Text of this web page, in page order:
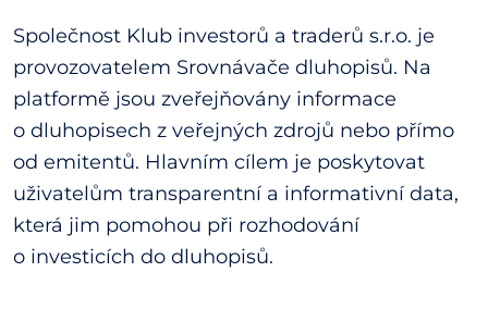
Společnost Klub investorů a traderů s.r.o. je
provozovatelem Srovnávače dluhopisů. Na
platformě jsou zveřejňovány informace
o dluhopisech z veřejných zdrojů nebo přímo
od emitentů. Hlavním cílem je poskytovat
uživatelům transparentní a informativní data,
která jim pomohou při rozhodování
o investicích do dluhopisů.